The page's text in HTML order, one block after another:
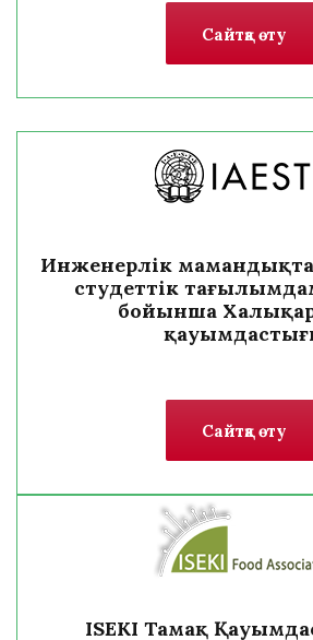
Сайтқа өту
Инженерлік
студеттік
бойынша
Сайтқа өту
ISEKI Тамақ